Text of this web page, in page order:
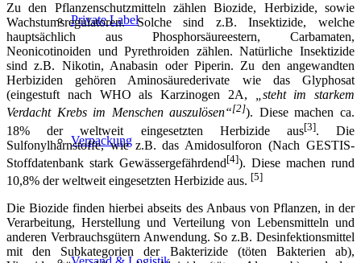
Private Label
Verpackung
Zu den Pflanzenschutzmitteln zählen Biozide, Herbizide, sowie
Wachstumsregulatoren. Solche sind z.B. Insektizide, welche
hauptsächlich aus Phosphorsäureestern, Carbamaten,
Neonicotinoiden und Pyrethroiden zählen. Natürliche Insektizide
sind z.B. Nikotin, Anabasin oder Piperin. Zu den angewandten
Herbiziden gehören Aminosäurederivate wie das Glyphosat
(eingestuft nach WHO als Karzinogen 2A,
„steht im starkem
Verdacht Krebs im Menschen auszulösen“[2]). Diese machen ca.
18% der weltweit eingesetzten Herbizide aus[3]. Die
Sulfonylharnstoffe, wie z.B. das Amidosulforon (Nach GESTIS-
Stoffdatenbank stark Gewässergefährdend[4]). Diese machen rund
10,8% der weltweit eingesetzten Herbizide aus. [5]
Die Biozide finden hierbei abseits des Anbaus von Pflanzen, in der
Verarbeitung, Herstellung und Verteilung von Lebensmitteln und
anderen Verbrauchsgütern Anwendung. So z.B. Desinfektionsmittel
mit den Subkategorien der Bakterizide (töten Bakterien ab),